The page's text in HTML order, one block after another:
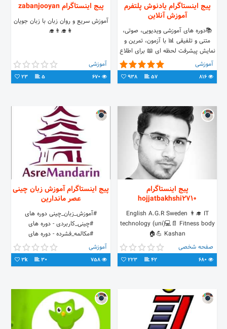
پیج اینستاگرام یادنوش پلتفرم
آموزش آنلاین
📚دوره های آموزشی ویدیویی، صوتی،
متنی و تلفیقی 📊 با آزمون، تمرین و
نمایش پیشرفت لحظه ای 📖 برای اطلاع
از شرایط همکاری وارد سایت شوید
#آموزش_مجازی #آموزش_ویدیویی
آموزشی
57
938
پیج اینستاگرام zabanjooyan
آموزش سریع و روان زبان با زبان جویان
👩‍🎓👨‍🎓
آموزشی
5
23
پیج اینستاگرام
hojjatbakhshi2710
English A.G.R Sweden 👨‍🎓 IT
technology (uni)💻📄 Fitness body
💪 Kashan🏠
صفحه شخصی
42
223
پیج اینستاگرام آموزش زبان چینی
عصر ماندارین
#آموزش_زبان_چینی دوره های
#چینی_کاربردی - دوره های
#مکالمه_فشرده - دوره های
#چینی_تجاری - دوره های
#آمادگی_آزمون -
آموزشی
30
3k